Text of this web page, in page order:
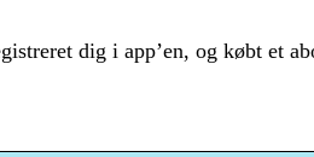
dig i app’en, og købt et